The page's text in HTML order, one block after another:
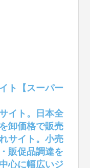
ト【スーパー
イト。日本全
卸価格で販売
サイト。小売
販促品調達を
心に幅広いジ